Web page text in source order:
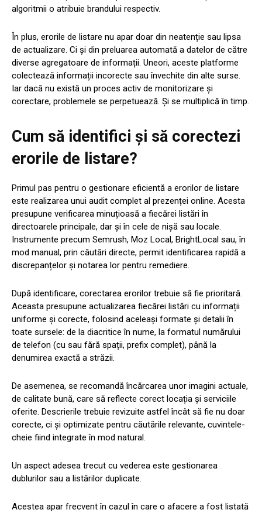
algoritmii o atribuie brandului respectiv.
În plus, erorile de listare nu apar doar din neatenție sau lipsa
de actualizare. Ci și din preluarea automată a datelor de către
diverse agregatoare de informații. Uneori, aceste platforme
colectează informații incorecte sau învechite din alte surse.
Iar dacă nu există un proces activ de monitorizare și
corectare, problemele se perpetuează. Și se multiplică în timp.
Cum să identifici și să corectezi
erorile de listare?
Primul pas pentru o gestionare eficientă a erorilor de listare
este realizarea unui audit complet al prezenței online. Acesta
presupune verificarea minuțioasă a fiecărei listări în
directoarele principale, dar și în cele de nișă sau locale.
Instrumente precum Semrush, Moz Local, BrightLocal sau, în
mod manual, prin căutări directe, permit identificarea rapidă a
discrepanțelor și notarea lor pentru remediere.
După identificare, corectarea erorilor trebuie să fie prioritară.
Aceasta presupune actualizarea fiecărei listări cu informații
uniforme și corecte, folosind aceleași formate și detalii în
toate sursele: de la diacritice în nume, la formatul numărului
de telefon (cu sau fără spații, prefix complet), până la
denumirea exactă a străzii.
De asemenea, se recomandă încărcarea unor imagini actuale,
de calitate bună, care să reflecte corect locația și serviciile
oferite. Descrierile trebuie revizuite astfel încât să fie nu doar
corecte, ci și optimizate pentru căutările relevante, cuvintele-
cheie fiind integrate în mod natural.
Un aspect adesea trecut cu vederea este gestionarea
dublurilor sau a listărilor duplicate.
Acestea apar frecvent în cazul în care o afacere a fost listată